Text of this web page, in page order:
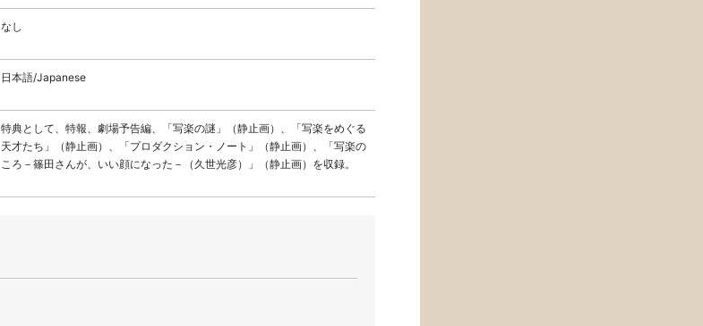
なし
日本語/Japanese
特典として、特報、劇場予告編、「写楽の謎」（静止画）、「写楽をめぐる
天才たち」（静止画）、「プロダクション・ノート」（静止画）、「写楽の
ころ－篠田さんが、いい顔になった－（久世光彦）」（静止画）を収録。